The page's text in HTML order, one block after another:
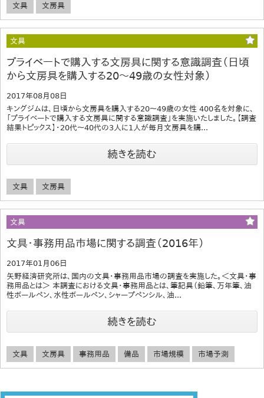
文具 文房具
文具
プライベートで購入する文房具に関する意識調査（日頃
から文房具を購入する20～49歳の女性対象）
2017年08月08日
キングジムは、日頃から文房具を購入する20～49歳の女性 400名を対象に、
「プライベートで購入する文房具に関する意識調査」を実施いたしました。【調査
結果トピックス】・20代～40代の3人に1人が毎月文房具を購...
続きを読む
文具 文房具
文具
文具・事務用品市場に関する調査（2016年）
2017年01月06日
矢野経済研究所は、国内の文具・事務用品市場の調査を実施した。＜文具・事
務用品とは＞ 本調査における文具・事務用品とは、筆記具（鉛筆、万年筆、油
性ボールペン、水性ボールペン、シャープペンシル、油...
続きを読む
文具 文房具 事務用品 備品 市場規模 市場予測